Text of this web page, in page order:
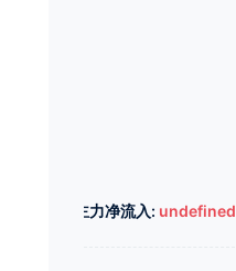
主力净流入: undefined